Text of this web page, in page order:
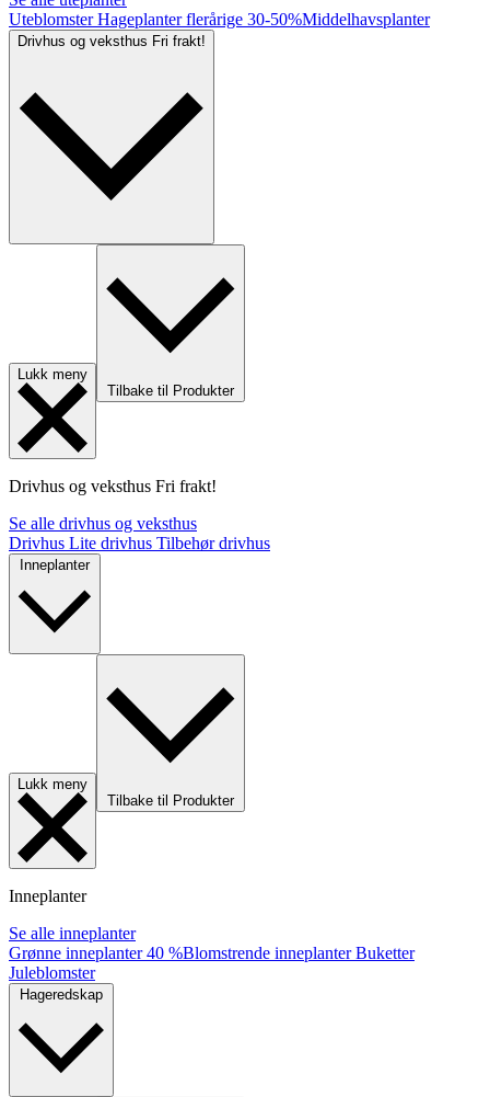
UteblomsterHageplanter flerårige 30-50%Middelhavsplanter
Drivhus og veksthus Fri frakt!
Lukk meny
Tilbake til Produkter
Drivhus og veksthus Fri frakt!
Se alle drivhus og veksthus
Drivhus Lite drivhus Tilbehør drivhus
Inneplanter
Lukk meny
Tilbake til Produkter
Inneplanter
Se alle inneplanter
Grønne inneplanter40 %Blomstrende inneplanterBuketter
Juleblomster